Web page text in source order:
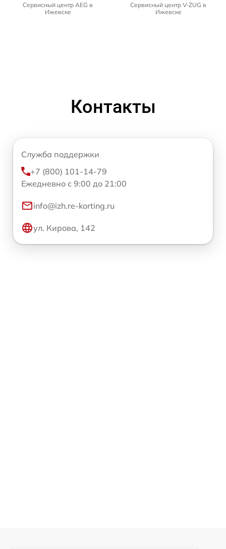
Сервисный центр AEG в
Ижевске
Сервисный центр V-ZUG в
Ижевске
Контакты
Служба поддержки
+7 (800) 101-14-79
Ежедневно с 9:00 до 21:00
info@izh.re-korting.ru
ул. Кирова, 142